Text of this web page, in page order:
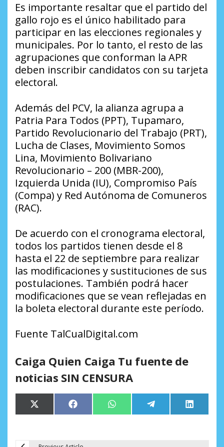
Es importante resaltar que el partido del
gallo rojo es el único habilitado para
participar en las elecciones regionales y
municipales. Por lo tanto, el resto de las
agrupaciones que conforman la APR
deben inscribir candidatos con su tarjeta
electoral.
Además del PCV, la alianza agrupa a
Patria Para Todos (PPT), Tupamaro,
Partido Revolucionario del Trabajo (PRT),
Lucha de Clases, Movimiento Somos
Lina, Movimiento Bolivariano
Revolucionario – 200 (MBR-200),
Izquierda Unida (IU), Compromiso País
(Compa) y Red Autónoma de Comuneros
(RAC).
De acuerdo con el cronograma electoral,
todos los partidos tienen desde el 8
hasta el 22 de septiembre para realizar
las modificaciones y sustituciones de sus
postulaciones. También podrá hacer
modificaciones que se vean reflejadas en
la boleta electoral durante este período.
Fuente TalCualDigital.com
Caiga Quien Caiga Tu fuente de
noticias SIN CENSURA
Compartir
en
X
(Twitter)
Compartir
en
Facebook Compartir
en
WhatsApp Compartir
en
Telegram
en
LinkedIn